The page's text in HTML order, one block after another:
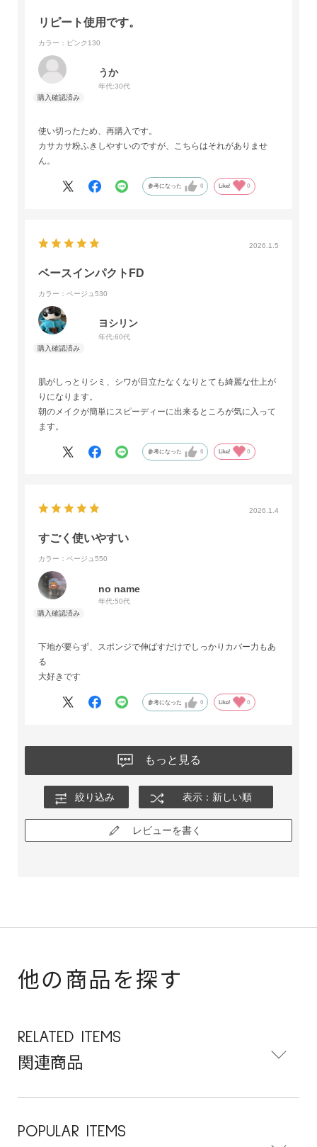
リピート使用です。
カラー：ピンク130
うか
年代:30代
使い切ったため、再購入です。
カサカサ粉ふきしやすいのですが、こちらはそれがありませ
ん。
参考になった 0 Like! 0
2026.1.5
ベースインパクトFD
カラー：ベージュ530
ヨシリン
年代:60代
肌がしっとりシミ、シワが目立たなくなりとても綺麗な仕上が
りになります。
朝のメイクが簡単にスピーディーに出来るところが気に入って
ます。
参考になった 0 Like! 0
2026.1.4
すごく使いやすい
カラー：ベージュ550
no name
年代:50代
下地が要らず、スポンジで伸ばすだけでしっかりカバー力もあ
る
大好きです
参考になった 0 Like! 0
もっと見る
絞り込み 表示：新しい順
レビューを書く
他の商品を探す
RELATED ITEMS
関連商品
POPULAR ITEMS